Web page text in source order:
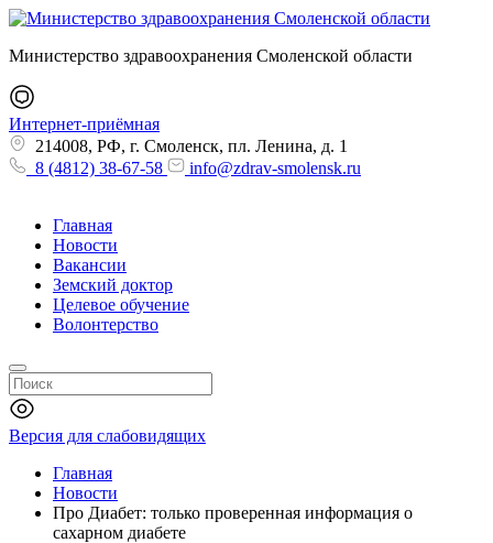
Министерство здравоохранения Смоленской области
Интернет-приёмная
214008, РФ, г. Смоленск, пл. Ленина, д. 1
8 (4812) 38-67-58
info@zdrav-smolensk.ru
Главная
Новости
Вакансии
Земский доктор
Целевое обучение
Волонтерство
Версия для слабовидящих
Главная
Новости
Про Диабет: только проверенная информация о
сахарном диабете